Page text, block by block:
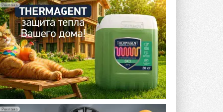
Учёные ЮУрГУ создали
каскадную установку,
объединяющую солнечную и
геотермальную энергию
Природосберегающие технологии ...
6 АВГУСТА 2026
Для Арктики создали
технологию защиты
ветрогенераторов от аварий
Разработка учитывает влияние
мерзлоты, обледенения и снеговых ...
6 АВГУСТА 2026
Реклама
Реклама